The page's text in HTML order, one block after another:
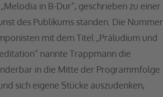
in B-Dur“, geschrieben zu einer
des Publikums standen. Die Nummer
mit dem Titel „Präludium und
nannte Trappmann die
in die Mitte der Programmfolge
sich eigene Stücke auszudenken,